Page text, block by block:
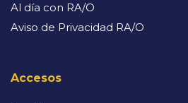
Al día con RA/O
Aviso de Privacidad RA/O
Accesos